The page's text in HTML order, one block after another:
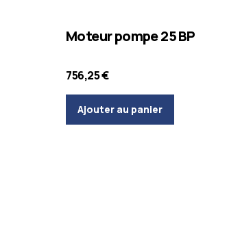
Moteur pompe 25 BP
756,25€
Ajouter au panier